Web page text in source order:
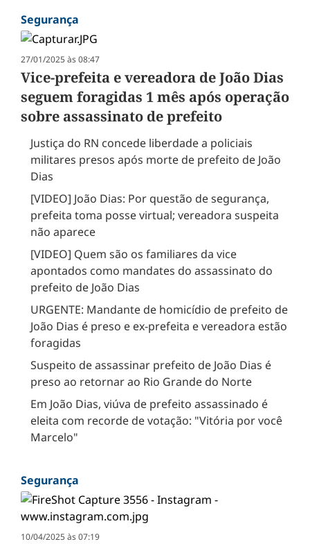
Segurança
27/01/2025 às 08:47
Vice-prefeita e vereadora de João Dias
seguem foragidas 1 mês após operação
sobre assassinato de prefeito
Justiça do RN concede liberdade a policiais
militares presos após morte de prefeito de João
Dias
[VIDEO] João Dias: Por questão de segurança,
prefeita toma posse virtual; vereadora suspeita
não aparece
[VIDEO] Quem são os familiares da vice
apontados como mandates do assassinato do
prefeito de João Dias
URGENTE: Mandante de homicídio de prefeito de
João Dias é preso e ex-prefeita e vereadora estão
foragidas
Suspeito de assassinar prefeito de João Dias é
preso ao retornar ao Rio Grande do Norte
Em João Dias, viúva de prefeito assassinado é
eleita com recorde de votação: "Vitória por você
Marcelo"
Segurança
10/04/2025 às 07:19